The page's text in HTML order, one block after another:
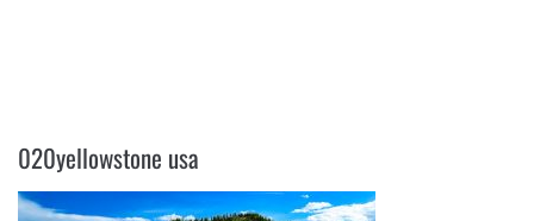
020yellowstone usa